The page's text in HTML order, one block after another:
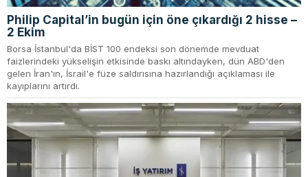
Philip Capital’in bugün için öne çıkardığı 2 hisse –
2 Ekim
Borsa İstanbul'da BİST 100 endeksi son dönemde mevduat
faizlerindeki yükselişin etkisinde baskı altındayken, dün ABD'den
gelen İran'ın, İsrail'e füze saldırısına hazırlandığı açıklaması ile
kayıplarını artırdı.